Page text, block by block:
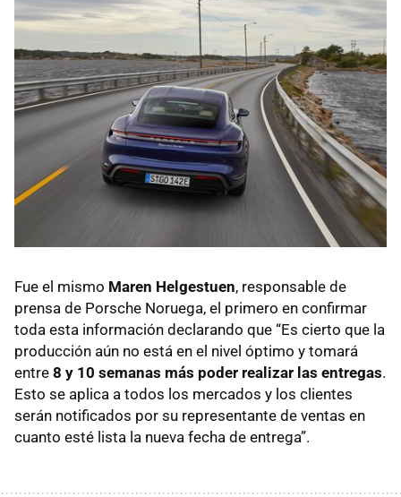
Fue el mismo Maren Helgestuen, responsable de
prensa de Porsche Noruega, el primero en confirmar
toda esta información declarando que “Es cierto que la
producción aún no está en el nivel óptimo y tomará
entre 8 y 10 semanas más poder realizar las entregas.
Esto se aplica a todos los mercados y los clientes
serán notificados por su representante de ventas en
cuanto esté lista la nueva fecha de entrega”.